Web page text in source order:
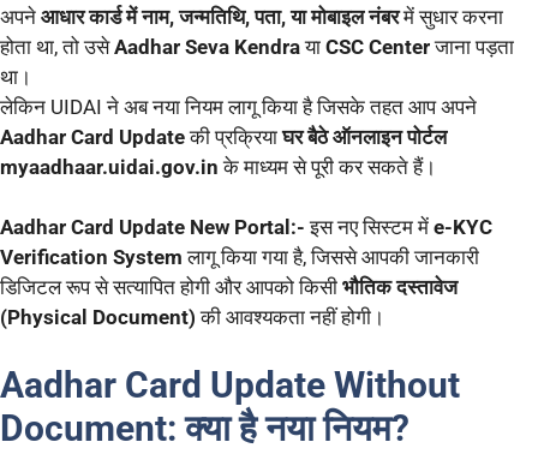
अपने आधार कार्ड में नाम, जन्मतिथि, पता, या मोबाइल नंबरमें सुधार करना
होता था, तो उसेAadhar Seva Kendraया CSC Centerजाना पड़ता
था।
लेकिन UIDAI ने अब नया नियम लागू किया है जिसके तहत आप अपने
Aadhar Card Updateकी प्रक्रियाघर बैठे ऑनलाइन पोर्टल
myaadhaar.uidai.gov.in के माध्यम से पूरी कर सकते हैं।
Aadhar Card Update New Portal:- इस नए सिस्टम में e-KYC
Verification System लागू किया गया है, जिससे आपकी जानकारी
डिजिटल रूप से सत्यापित होगी और आपको किसी भौतिक दस्तावेज
(Physical Document) की आवश्यकता नहीं होगी।
Aadhar Card Update Without
Document: क्या है नया नियम?